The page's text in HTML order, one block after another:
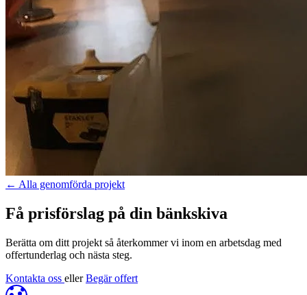
← Alla genomförda projekt
Få prisförslag på din bänkskiva
Berätta om ditt projekt så återkommer vi inom en arbetsdag med
offertunderlag och nästa steg.
Kontakta oss eller Begär offert